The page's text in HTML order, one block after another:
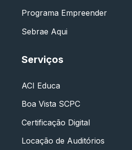
Programa Empreender
Sebrae Aqui
Serviços
ACI Educa
Boa Vista SCPC
Certificação Digital
Locação de Auditórios